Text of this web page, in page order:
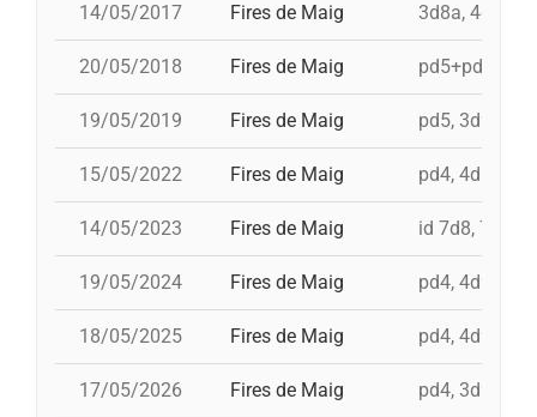
14/05/2017 Fires de Maig 3d8a, 4d9f,
20/05/2018 Fires de Maig pd5+pd5c,
19/05/2019 Fires de Maig pd5, 3d9f, id
15/05/2022 Fires de Maig pd4, 4d8a,
14/05/2023 Fires de Maig id 7d8, 7d8,
19/05/2024 Fires de Maig pd4, 4d9f, id
18/05/2025 Fires de Maig pd4, 4d9fc,
17/05/2026 Fires de Maig pd4, 3d9f,